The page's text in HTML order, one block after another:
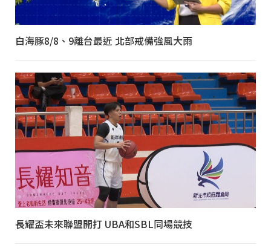
白海豚8/8、9離台最近 北部戒備強風大雨
長耀盃未來聯盟開打 UBA和SBL同場競技